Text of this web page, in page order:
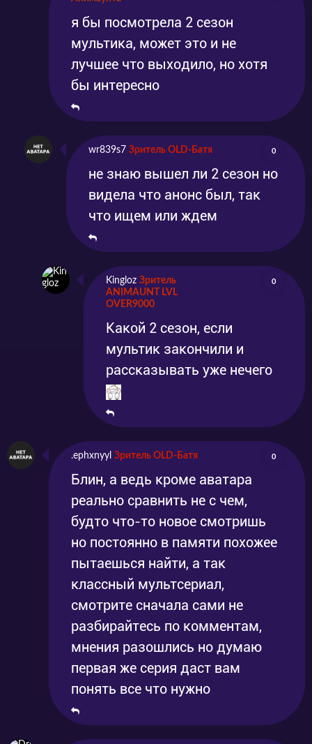
я бы посмотрела 2 сезон
мультика, может это и не
лучшее что выходило, но хотя
бы интересно
wr839s7 Зритель OLD-Батя 0
не знаю вышел ли 2 сезон но
видела что анонс был, так
что ищем или ждем
Kingloz Зритель
ANIMAUNT LVL
OVER9000
0
Какой 2 сезон, если
мультик закончили и
рассказывать уже нечего
.ephxnyyl Зритель OLD-Батя 0
Блин, а ведь кроме аватара
реально сравнить не с чем,
будто что-то новое смотришь
но постоянно в памяти похожее
пытаешься найти, а так
классный мультсериал,
смотрите сначала сами не
разбирайтесь по комментам,
мнения разошлись но думаю
первая же серия даст вам
понять все что нужно